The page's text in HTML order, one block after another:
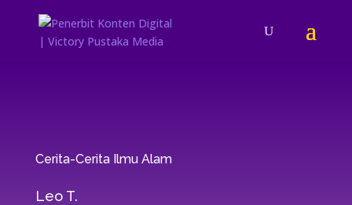
Cerita-Cerita Ilmu Alam
Leo T.